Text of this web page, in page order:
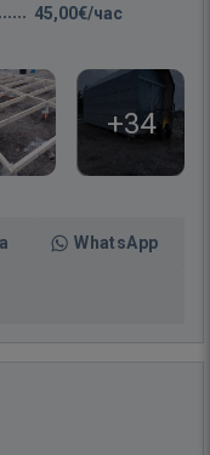
45,00€/час
+34
WhatsApp